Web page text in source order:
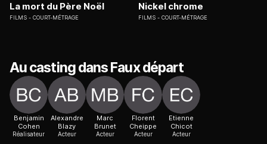
La mort du Père Noël
FILMS COURT-MÉTRAGE
Nickel chrome
FILMS COURT-MÉTRAGE
Au casting dans Faux départ
Benjamin
Cohen
Réalisateur
Alexandre
Blazy
Acteur
Marc
Brunet
Acteur
Florent
Cheippe
Acteur
Etienne
Chicot
Acteur